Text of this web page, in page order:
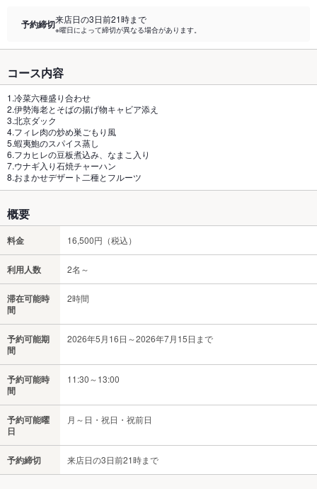
予約締切来店日の3日前21時まで
※曜日によって締切が異なる場合があります。
コース内容
1.冷菜六種盛り合わせ
2.伊勢海老とそばの揚げ物キャビア添え
3.北京ダック
4.フィレ肉の炒め巣ごもり風
5.蝦夷鮑のスパイス蒸し
6.フカヒレの豆板煮込み、なまこ入り
7.ウナギ入り石焼チャーハン
8.おまかせデザート二種とフルーツ
概要
料金 16,500円（税込）
利用人数 2名～
滞在可能時
間
2時間
予約可能期
間
2026年5月16日～2026年7月15日まで
予約可能時
間
11:30～13:00
予約可能曜
日
月～日・祝日・祝前日
予約締切 来店日の3日前21時まで